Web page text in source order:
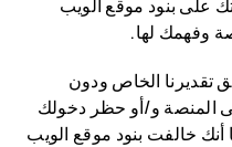
على بنود موقع الويب
وفهمك لها.
تقديرنا الخاص ودون
المنصة و/أو حظر دخولك
أنك خالفت بنود موقع الويب